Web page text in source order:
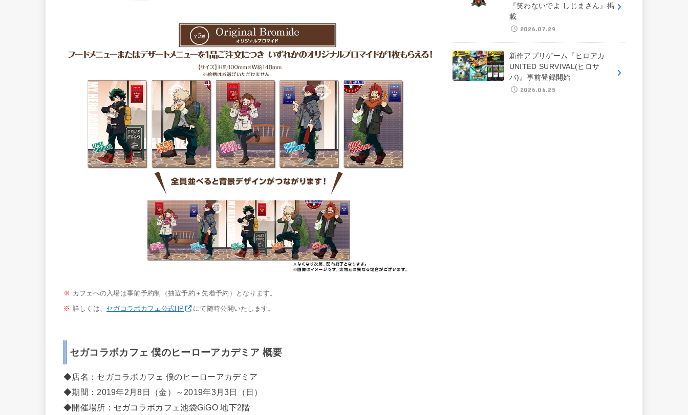
※ カフェへの入場は事前予約制（抽選予約＋先着予約）となります。
※ 詳しくは、 セガコラボカフェ公式HP にて随時公開いたします。
セガコラボカフェ 僕のヒーローアカデミア 概要
◆店名：セガコラボカフェ 僕のヒーローアカデミア
◆期間：2019年2月8日（金）～2019年3月3日（日）
◆開催場所：セガコラボカフェ池袋GiGO 地下2階
『笑わないでよ しじまさん』掲
載
2026.07.29
新作アプリゲーム『ヒロアカ
UNITED SURVIVAL(ヒロサ
バ)』事前登録開始
2026.06.25